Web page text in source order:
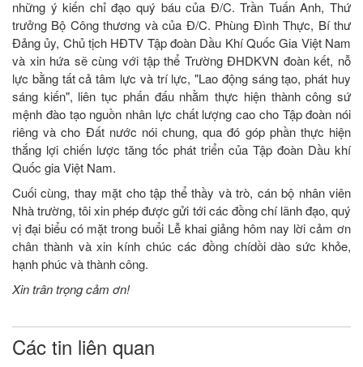
những ý kiến chỉ đạo quý báu của Đ/C. Trần Tuấn Anh, Thứ
trưởng Bộ Công thương và của Đ/C. Phùng Đình Thực, Bí thư
Đảng ủy, Chủ tịch HĐTV Tập đoàn Dầu Khí Quốc Gia Việt Nam
và xin hứa sẽ cùng với tập thể Trường ĐHDKVN đoàn kết, nỗ
lực bằng tất cả tâm lực và trí lực, "Lao động sáng tạo, phát huy
sáng kiến", liên tục phấn đấu nhằm thực hiện thành công sứ
mệnh đào tạo nguồn nhân lực chất lượng cao cho Tập đoàn nói
riêng và cho Đất nước nói chung, qua đó góp phần thực hiện
thắng lợi chiến lược tăng tốc phát triển của Tập đoàn Dầu khí
Quốc gia Việt Nam.
Cuối cùng, thay mặt cho tập thể thầy và trò, cán bộ nhân viên
Nhà trường, tôi xin phép được gửi tới các đồng chí lãnh đạo, quý
vị đại biểu có mặt trong buổi Lễ khai giảng hôm nay lời cảm ơn
chân thành và xin kính chúc các đồng chídồi dào sức khỏe,
hạnh phúc và thành công.
Xin trân trọng cảm ơn!
Các tin liên quan